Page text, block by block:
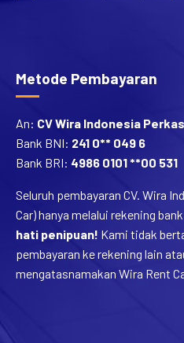
Metode Pembayaran
An: CV Wira Indonesia
Bank BNI: 241 0** 049 6
Bank BRI: 4986 0101 **00 531
Seluruh pembayaran CV. Wira
Car) hanya melalui rekening
hati penipuan! Kami tidak
pembayaran ke rekening lain
mengatasnamakan Wira Rent